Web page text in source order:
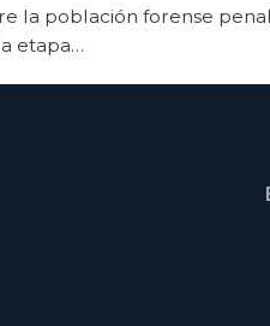
la población forense
etapa…